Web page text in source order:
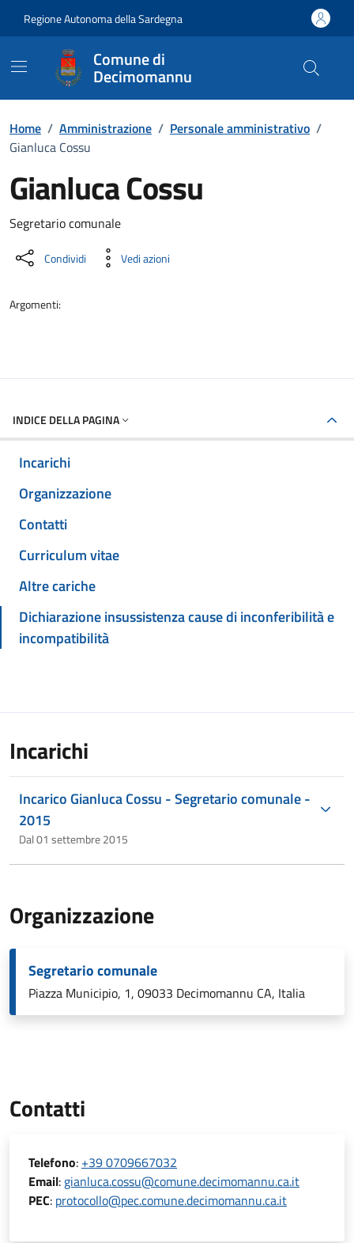
Regione Autonoma della Sardegna
Comune di
Decimomannu
Home / Amministrazione / Personale amministrativo /
Gianluca Cossu
Gianluca Cossu
Dettaglio della persona
Segretario comunale
Condividi Vedi azioni
Argomenti:
INDICE DELLA PAGINA
Incarichi
Organizzazione
Contatti
Curriculum vitae
Altre cariche
Dichiarazione insussistenza cause di inconferibilità e
incompatibilità
Incarichi
Incarico Gianluca Cossu - Segretario comunale -
2015
Dal 01 settembre 2015
Organizzazione
Segretario comunale
Piazza Municipio, 1, 09033 Decimomannu CA, Italia
Contatti
Telefono: +39 0709667032
Email: gianluca.cossu@comune.decimomannu.ca.it
PEC: protocollo@pec.comune.decimomannu.ca.it